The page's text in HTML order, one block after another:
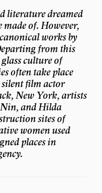
literature dreamed
made of. However,
works by
from this
culture of
often take place
film actor
New York, artists
and Hilda
sites of
women used
places in